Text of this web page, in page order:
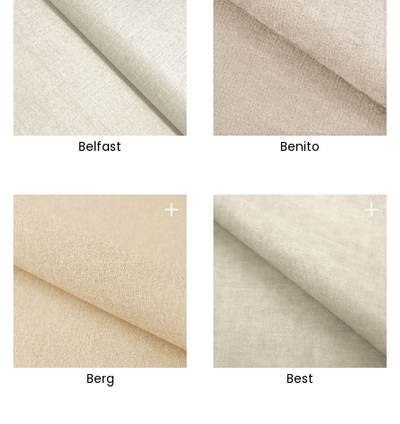
Belfast Benito
+
Berg
+
Best